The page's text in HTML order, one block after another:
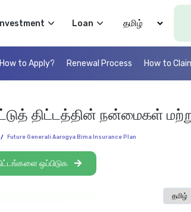
Investment Loan Select Language
How to Apply? Renewal Process How to
திட்டத்தின் நன்மைகள்
/ Future Generali Aarogya Bima Insurance Plan
ஒப்பிடுக
Select